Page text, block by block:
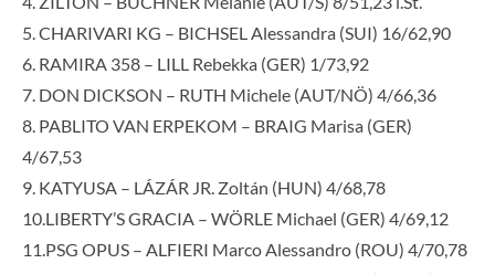
5. CHARIVARI KG – BICHSEL Alessandra (SUI) 16/62,90
6. RAMIRA 358 – LILL Rebekka (GER) 1/73,92
7. DON DICKSON – RUTH Michele (AUT/NÖ) 4/66,36
8. PABLITO VAN ERPEKOM – BRAIG Marisa (GER)
4/67,53
9. KATYUSA – LÁZÁR JR. Zoltán (HUN) 4/68,78
10.LIBERTY’S GRACIA – WÖRLE Michael (GER) 4/69,12
11.PSG OPUS – ALFIERI Marco Alessandro (ROU) 4/70,78